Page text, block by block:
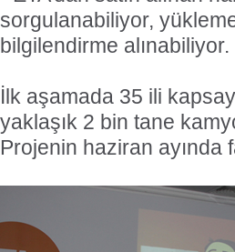
sorgulanabiliyor,
bilgilendirme alınabiliyor.
İlk aşamada 35 ili
yaklaşık 2 bin tane
Projenin haziran